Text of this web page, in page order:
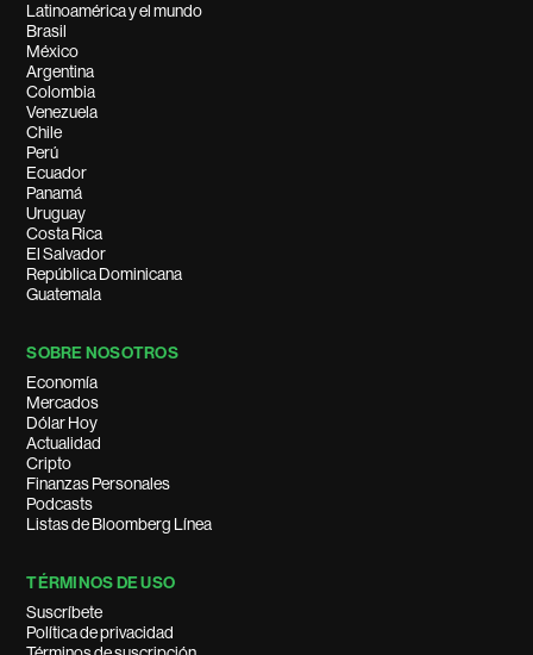
Latinoamérica y el mundo
Brasil
México
Argentina
Colombia
Venezuela
Chile
Perú
Ecuador
Panamá
Uruguay
Costa Rica
El Salvador
República Dominicana
Guatemala
SOBRE NOSOTROS
Economía
Mercados
Dólar Hoy
Actualidad
Cripto
Finanzas Personales
Podcasts
Listas de Bloomberg Línea
TÉRMINOS DE USO
Suscríbete
Política de privacidad